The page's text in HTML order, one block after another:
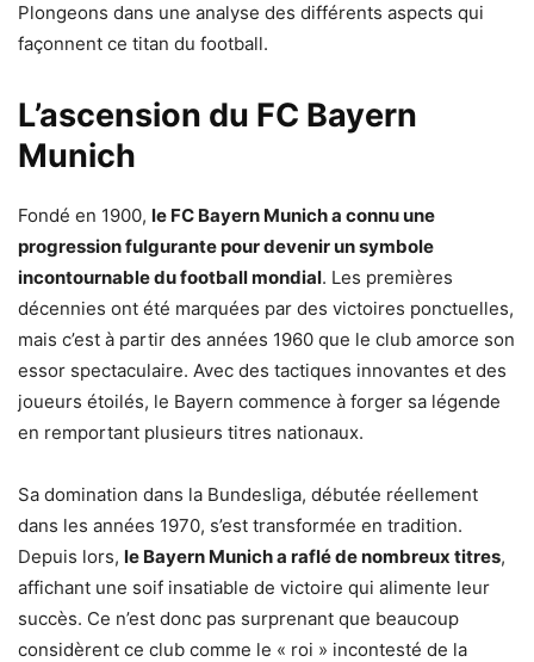
Plongeons dans une analyse des différents aspects qui
façonnent ce titan du football.
L’ascension du FC Bayern
Munich
Fondé en 1900, le FC Bayern Munich a connu une
progression fulgurante pour devenir un symbole
incontournable du football mondial. Les premières
décennies ont été marquées par des victoires ponctuelles,
mais c’est à partir des années 1960 que le club amorce son
essor spectaculaire. Avec des tactiques innovantes et des
joueurs étoilés, le Bayern commence à forger sa légende
en remportant plusieurs titres nationaux.
Sa domination dans la Bundesliga, débutée réellement
dans les années 1970, s’est transformée en tradition.
Depuis lors, le Bayern Munich a raflé de nombreux titres,
affichant une soif insatiable de victoire qui alimente leur
succès. Ce n’est donc pas surprenant que beaucoup
considèrent ce club comme le « roi » incontesté de la